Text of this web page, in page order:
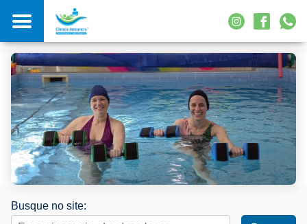
Busque no site: